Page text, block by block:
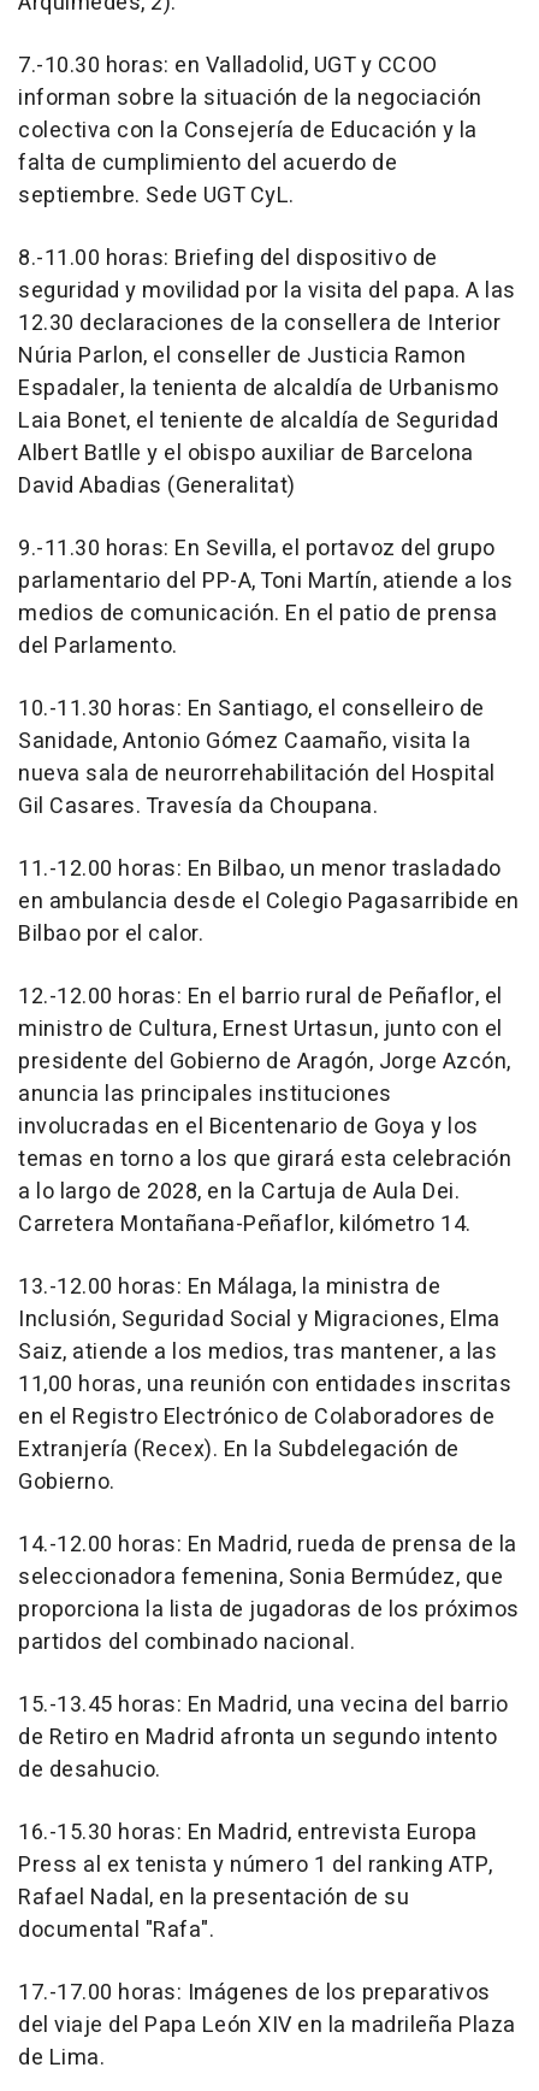
7.-10.30 horas: en Valladolid, UGT y CCOO
informan sobre la situación de la negociación
colectiva con la Consejería de Educación y la
falta de cumplimiento del acuerdo de
septiembre. Sede UGT CyL.
8.-11.00 horas: Briefing del dispositivo de
seguridad y movilidad por la visita del papa. A las
12.30 declaraciones de la consellera de Interior
Núria Parlon, el conseller de Justicia Ramon
Espadaler, la tenienta de alcaldía de Urbanismo
Laia Bonet, el teniente de alcaldía de Seguridad
Albert Batlle y el obispo auxiliar de Barcelona
David Abadias (Generalitat)
9.-11.30 horas: En Sevilla, el portavoz del grupo
parlamentario del PP-A, Toni Martín, atiende a los
medios de comunicación. En el patio de prensa
del Parlamento.
10.-11.30 horas: En Santiago, el conselleiro de
Sanidade, Antonio Gómez Caamaño, visita la
nueva sala de neurorrehabilitación del Hospital
Gil Casares. Travesía da Choupana.
11.-12.00 horas: En Bilbao, un menor trasladado
en ambulancia desde el Colegio Pagasarribide en
Bilbao por el calor.
12.-12.00 horas: En el barrio rural de Peñaflor, el
ministro de Cultura, Ernest Urtasun, junto con el
presidente del Gobierno de Aragón, Jorge Azcón,
anuncia las principales instituciones
involucradas en el Bicentenario de Goya y los
temas en torno a los que girará esta celebración
a lo largo de 2028, en la Cartuja de Aula Dei.
Carretera Montañana-Peñaflor, kilómetro 14.
13.-12.00 horas: En Málaga, la ministra de
Inclusión, Seguridad Social y Migraciones, Elma
Saiz, atiende a los medios, tras mantener, a las
11,00 horas, una reunión con entidades inscritas
en el Registro Electrónico de Colaboradores de
Extranjería (Recex). En la Subdelegación de
Gobierno.
14.-12.00 horas: En Madrid, rueda de prensa de la
seleccionadora femenina, Sonia Bermúdez, que
proporciona la lista de jugadoras de los próximos
partidos del combinado nacional.
15.-13.45 horas: En Madrid, una vecina del barrio
de Retiro en Madrid afronta un segundo intento
de desahucio.
16.-15.30 horas: En Madrid, entrevista Europa
Press al ex tenista y número 1 del ranking ATP,
Rafael Nadal, en la presentación de su
documental "Rafa".
17.-17.00 horas: Imágenes de los preparativos
del viaje del Papa León XIV en la madrileña Plaza
de Lima.